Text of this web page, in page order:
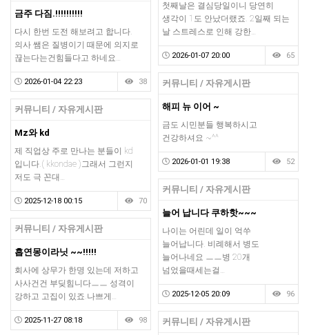
첫째날은 결심당일이니 당연히
생각이 1도 안났더랬죠. 2일째 되는
날 스트레스로 인해 강한…
2026-01-07 20:00 65
금주 다짐.!!!!!!!!!!
다시 한번 도전 해보려고 합니다.
의사 쌤은 질병이기 때문에 의지로
끊는다는건힘들다고 하네요…
2026-01-04 22:23 38 커뮤니티 / 자유게시판
해피 뉴 이어 ~
금도 시민분들 행복하시고
건강하셔요 ~^^
2026-01-01 19:38 52
커뮤니티 / 자유게시판
Mz와 kd
제 직업상 주로 만나는 분들이 kd
입니다.( kkondae )그래서 그런지
저도 극 꼰대…
2025-12-18 00:15 70
커뮤니티 / 자유게시판
늘어 납니다 쿠하핫~~~
나이는 어린데 일이 억쑤
늘어납니다. 비례해서 병도
늘어나네요 ㅡㅡ병 20개
넘었을때세는걸…
2025-12-05 20:09 96
커뮤니티 / 자유게시판
흡연몽이라닛 ~~!!!!!
회사에 상무가 한명 있는데 저하고
사사건건 부딪힘니다ㅡㅡ 성격이
강하고 고집이 있죠.나쁘게…
2025-11-27 08:18 98 커뮤니티 / 자유게시판